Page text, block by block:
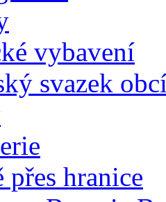
vybavení
svazek
hranice